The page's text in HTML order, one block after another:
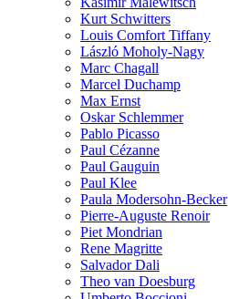
Kurt Schwitters
Louis Comfort Tiffany
László Moholy-Nagy
Marc Chagall
Marcel Duchamp
Max Ernst
Oskar Schlemmer
Pablo Picasso
Paul Cézanne
Paul Gauguin
Paul Klee
Paula Modersohn-Becker
Pierre-Auguste Renoir
Piet Mondrian
Rene Magritte
Salvador Dali
Theo van Doesburg